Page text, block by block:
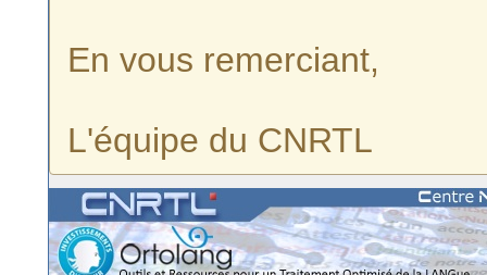
En vous remerciant,
L'équipe du CNRTL